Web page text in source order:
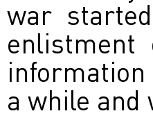
war
a while and